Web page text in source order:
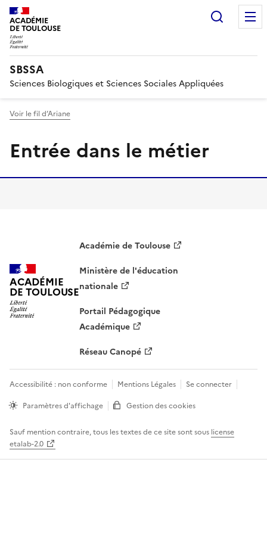
ACADÉMIE
DE TOULOUSE
SBSSA
Sciences Biologiques et Sciences Sociales Appliquées
Voir le fil d’Ariane
Entrée dans le métier
ACADÉMIE
DE TOULOUSE
Académie de Toulouse
Ministère de l'éducation
nationale
Portail Pédagogique
Académique
Réseau Canopé
Accessibilité : non conforme Mentions Légales
Se connecter
Paramètres d'affichage
Gestion des cookies
Sauf mention contraire, tous les textes de ce site sont sous license
etalab-2.0